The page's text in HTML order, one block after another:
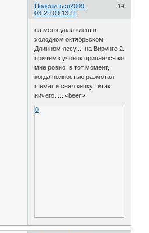
Поделиться 14
2009-
03-29 09:13:11
на меня упал клещ в
холодном октябрьском
Длинном лесу.....на Вирунге 2.
причем сучонок припаялся ко
мне ровно в тот момент,
когда полностью размотал
шемаг и снял кепку...итак
ничего..... <beer>
0